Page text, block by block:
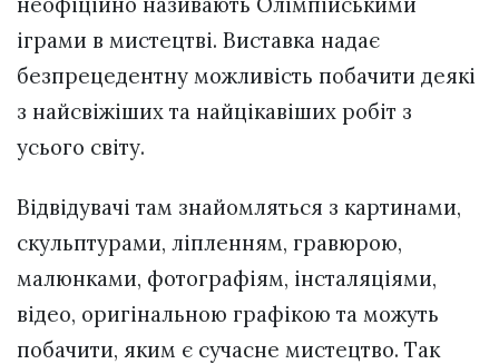
іграми в мистецтві. Виставка надає
безпрецедентну можливість побачити деякі
з найсвіжіших та найцікавіших робіт з
усього світу.
Відвідувачі там знайомляться з картинами,
скульптурами, ліпленням, гравюрою,
малюнками, фотографіям, інсталяціями,
відео, оригінальною графікою та можуть
побачити, яким є сучасне мистецтво. Так